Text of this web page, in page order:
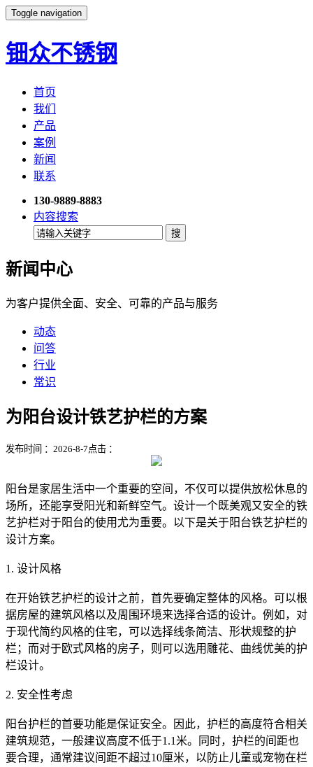
Toggle navigation
钿众不锈钢
首页
我们
产品
案例
新闻
联系
130-9889-8883
内容搜索
新闻中心
为客户提供全面、安全、可靠的产品与服务
动态
问答
行业
常识
为阳台设计铁艺护栏的方案
发布时间 ：2026-8-7 点击 ：
阳台是家居生活中一个重要的空间，不仅可以提供放松休息的
场所，还能享受阳光和新鲜空气。设计一个既美观又安全的铁
艺护栏对于阳台的使用尤为重要。以下是关于阳台铁艺护栏的
设计方案。
1. 设计风格
在开始铁艺护栏的设计之前，首先要确定整体的风格。可以根
据房屋的建筑风格以及周围环境来选择合适的设计。例如，对
于现代简约风格的住宅，可以选择线条简洁、形状规整的护
栏；而对于欧式风格的房子，则可以选用雕花、曲线优美的护
栏设计。
2. 安全性考虑
阳台护栏的首要功能是保证安全。因此，护栏的高度符合相关
建筑规范，一般建议高度不低于1.1米。同时，护栏的间距也
要合理，通常建议间距不超过10厘米，以防止儿童或宠物在栏